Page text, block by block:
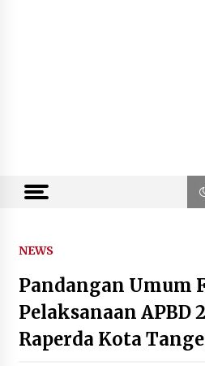
Kemenkum
Pengayoman
melalui
Dangdut
NEWS
Pandangan Umum
Pelaksanaan APBD
Raperda Kota